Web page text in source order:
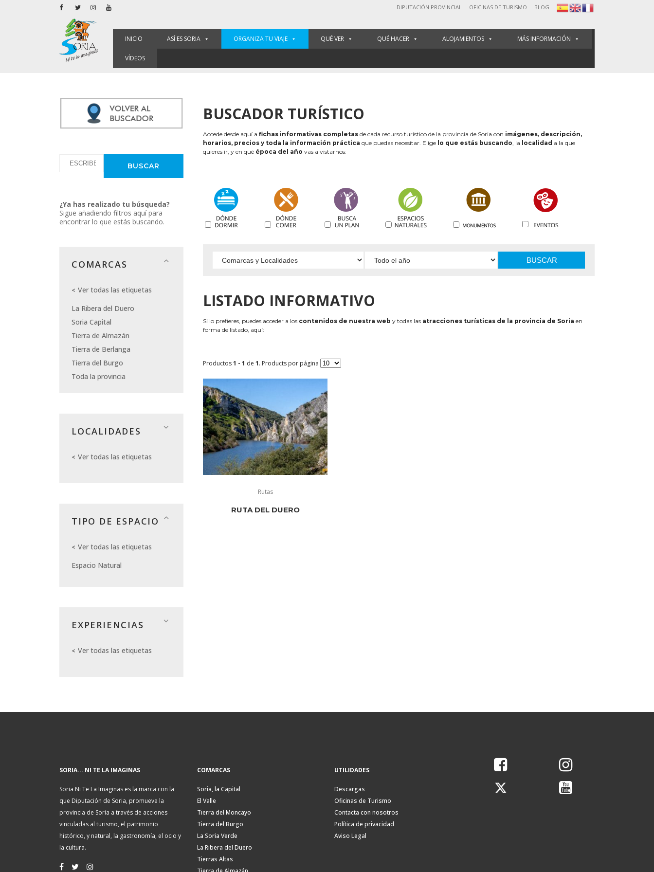
DIPUTACIÓN PROVINCIAL OFICINAS DE TURISMO BLOG
INICIO ASÍ ES SORIA ORGANIZA TU VIAJE QUÉ VER QUÉ HACER ALOJAMIENTOS MÁS INFORMACIÓN
VÍDEOS
¿Ya has realizado tu búsqueda?
Sigue añadiendo filtros aquí para
encontrar lo que estás buscando.
COMARCAS
Ver todas las etiquetas
La Ribera del Duero
Soria Capital
Tierra de Almazán
Tierra de Berlanga
Tierra del Burgo
Toda la provincia
LOCALIDADES
Ver todas las etiquetas
TIPO DE ESPACIO
Ver todas las etiquetas
Espacio Natural
EXPERIENCIAS
Ver todas las etiquetas
BUSCADOR TURÍSTICO
Accede desde aquí a fichas informativas completas de cada recurso turístico de la provincia de Soria con imágenes, descripción,
horarios, precios y toda la información práctica que puedas necesitar. Elige lo que estás buscando, la localidad a la que
quieres ir, y en qué época del año vas a vistarnos:
BUSCAR
LISTADO INFORMATIVO
Si lo prefieres, puedes acceder a los contenidos de nuestra web y todas las atracciones turísticas de la provincia de Soria en
forma de listado, aquí:
Productos1 - 1 de 1. Products por página
Rutas
RUTA DEL DUERO
SORIA... NI TE LA IMAGINAS
Soria Ni Te La Imaginas es la marca con la
que Diputación de Soria, promueve la
provincia de Soria a través de acciones
vinculadas al turismo, el patrimonio
histórico, y natural, la gastronomía, el ocio y
la cultura.
COMARCAS
Soria, la Capital
El Valle
Tierra del Moncayo
Tierra del Burgo
La Soria Verde
La Ribera del Duero
Tierras Altas
UTILIDADES
Descargas
Oficinas de Turismo
Contacta con nosotros
Política de privacidad
Aviso Legal